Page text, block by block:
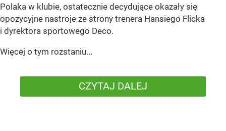
Polaka w klubie, ostatecznie decydujące okazały się
opozycyjne nastroje ze strony trenera Hansiego Flicka
i dyrektora sportowego Deco.
Więcej o tym rozstaniu...
CZYTAJ DALEJ